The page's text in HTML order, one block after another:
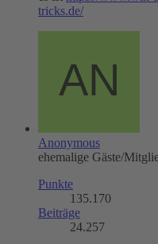
tricks.de/
Anonymous
ehemalige Gäste/
Punkte
135.170
Beiträge
24.257